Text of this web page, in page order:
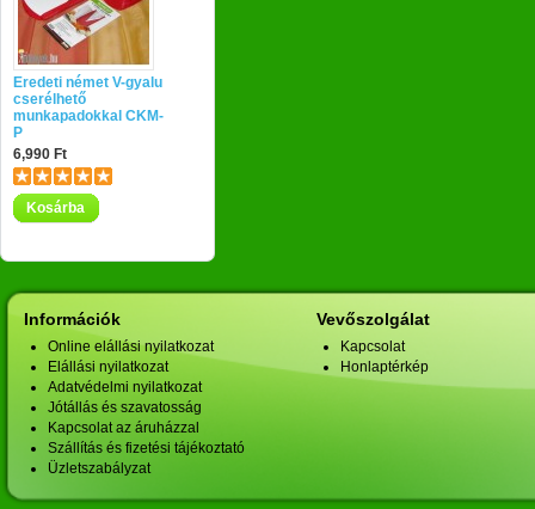
Eredeti német V-gyalu
cserélhető
munkapadokkal CKM-
P
6,990 Ft
Kosárba
Információk
Online elállási nyilatkozat
Elállási nyilatkozat
Adatvédelmi nyilatkozat
Jótállás és szavatosság
Kapcsolat az áruházzal
Szállítás és fizetési tájékoztató
Üzletszabályzat
Vevőszolgálat
Kapcsolat
Honlaptérkép